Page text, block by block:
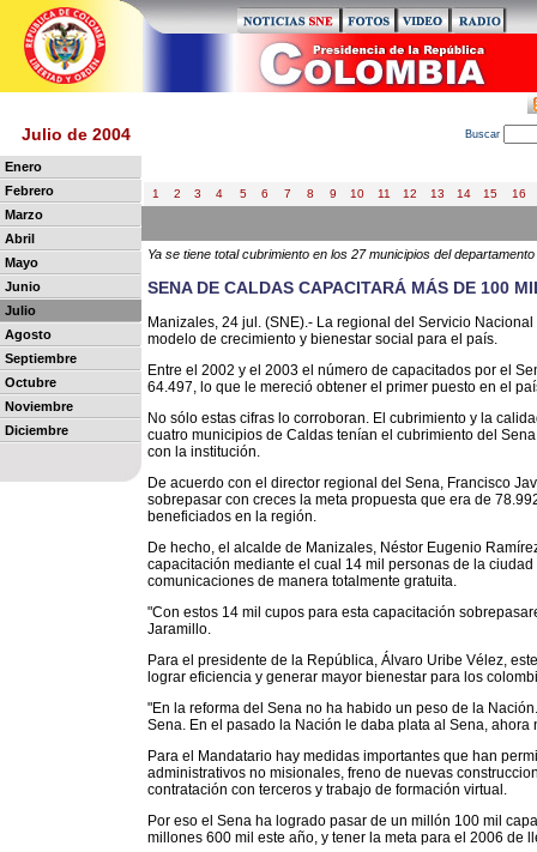
Julio de 2004 Buscar
Enero
Febrero
Marzo
Abril
Mayo
Junio
Julio
Agosto
Septiembre
Octubre
Noviembre
Diciembre
1 2 3 4 5 6 7 8 9 10 11 12 13 14 15 16
Ya se tiene total cubrimiento en los 27 municipios del departamento
SENA DE CALDAS CAPACITARÁ MÁS DE 100
Manizales, 24 jul. (SNE).- La regional del Servicio
modelo de crecimiento y bienestar social para el país.
Entre el 2002 y el 2003 el número de capacitados por el
64.497, lo que le mereció obtener el primer puesto en el
No sólo estas cifras lo corroboran. El cubrimiento y la
cuatro municipios de Caldas tenían el cubrimiento del
con la institución.
De acuerdo con el director regional del Sena, Francisco
sobrepasar con creces la meta propuesta que era de
beneficiados en la región.
De hecho, el alcalde de Manizales, Néstor Eugenio
capacitación mediante el cual 14 mil personas de la
comunicaciones de manera totalmente gratuita.
"Con estos 14 mil cupos para esta capacitación
Jaramillo.
Para el presidente de la República, Álvaro Uribe Vélez,
lograr eficiencia y generar mayor bienestar para los
"En la reforma del Sena no ha habido un peso de la
Sena. En el pasado la Nación le daba plata al Sena,
Para el Mandatario hay medidas importantes que han
administrativos no misionales, freno de nuevas
contratación con terceros y trabajo de formación virtual.
Por eso el Sena ha logrado pasar de un millón 100 mil
millones 600 mil este año, y tener la meta para el 2006 de